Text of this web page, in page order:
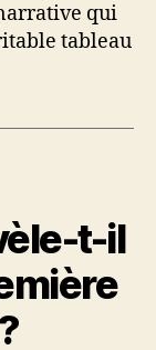
qui
tableau
t-il